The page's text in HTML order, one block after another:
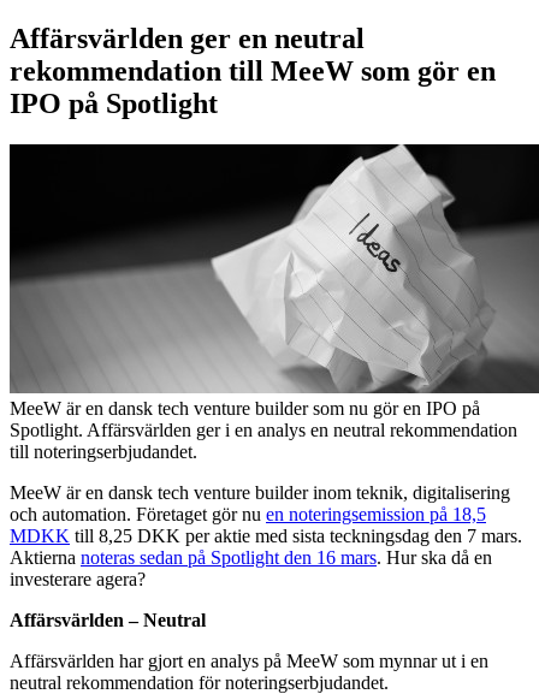
Affärsvärlden ger en neutral
rekommendation till MeeW som gör en
IPO på Spotlight
MeeW är en dansk tech venture builder som nu gör en IPO på
Spotlight. Affärsvärlden ger i en analys en neutral rekommendation
till noteringserbjudandet.
MeeW är en dansk tech venture builder inom teknik, digitalisering
och automation. Företaget gör nu en noteringsemission på 18,5
MDKK till 8,25 DKK per aktie med sista teckningsdag den 7 mars.
Aktierna noteras sedan på Spotlight den 16 mars. Hur ska då en
investerare agera?
Affärsvärlden – Neutral
Affärsvärlden har gjort en analys på MeeW som mynnar ut i en
neutral rekommendation för noteringserbjudandet.